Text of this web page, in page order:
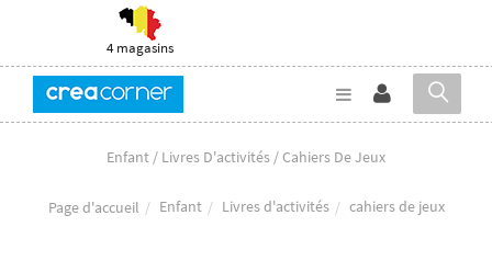
4 magasins
Enfant / Livres D'activités / Cahiers De Jeux
Page d'accueil Enfant Livres d'activités cahiers de jeux